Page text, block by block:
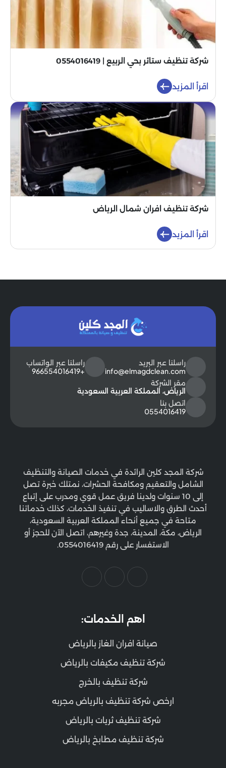
شركة تنظيف ستائر بحي الربيع | 0554016419
اقرأ المزيد
شركة تنظيف افران شمال الرياض
اقرأ المزيد
راسلنا عبر البريد
info@elmagdclean.com
راسلنا عبر الواتساب
+966554016419
مقر الشركة
الرياض، المملكة العربية السعودية
اتصل بنا
0554016419
شركة المجد كلين الرائدة في خدمات الصيانة والتنظيف
الشامل والتعقيم ومكافحة الحشرات، نمتلك خبرة تصل
إلى 10 سنوات ولدينا فريق عمل قوي ومدرب على إتباع
أحدث الطرق والاساليب في تنفيذ الخدمات، كذلك خدماتنا
متاحة في جميع أنحاء المملكة العربية السعودية،
الرياض، مكة، المدينة، جدة وغيرهم، اتصل الآن للحجز أو
الاستفسار على رقم 0554016419.
اهم الخدمات:
صيانة افران الغاز بالرياض
شركة تنظيف مكيفات بالرياض
شركة تنظيف بالخرج
ارخص شركة تنظيف بالرياض مجربه
شركة تنظيف ثريات بالرياض
شركة تنظيف مطابخ بالرياض